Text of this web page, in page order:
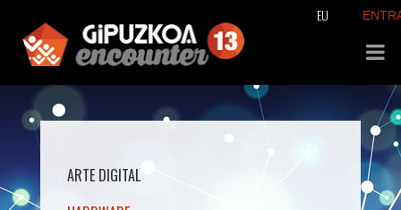
EU
ARTE DIGITAL